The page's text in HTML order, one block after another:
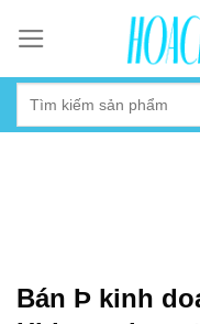
content
Bán Þ kinh